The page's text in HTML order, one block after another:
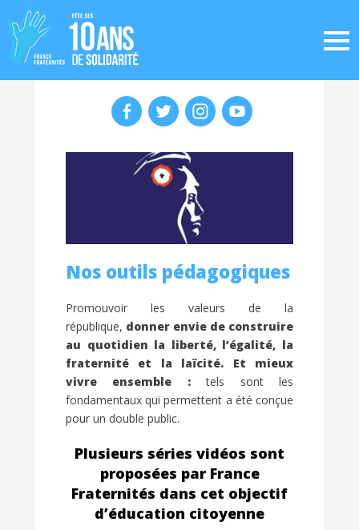
Nos outils pédagogiques
Promouvoir les valeurs de la
république, donner envie de construire
au quotidien la liberté, l’égalité, la
fraternité et la laïcité. Et mieux
vivre ensemble :tels sont les
fondamentaux qui permettent a été conçue
pour un double public.
Plusieurs séries vidéos sont
proposées par France
Fraternités dans cet objectif
d’éducation citoyenne